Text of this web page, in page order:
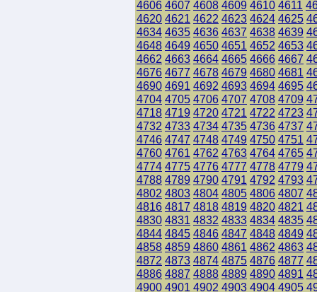
4606 4607 4608 4609 4610 4611
4620 4621 4622 4623 4624 4625
4634 4635 4636 4637 4638 4639
4648 4649 4650 4651 4652 4653
4662 4663 4664 4665 4666 4667
4676 4677 4678 4679 4680 4681
4690 4691 4692 4693 4694 4695
4704 4705 4706 4707 4708 4709
4718 4719 4720 4721 4722 4723
4732 4733 4734 4735 4736 4737
4746 4747 4748 4749 4750 4751
4760 4761 4762 4763 4764 4765
4774 4775 4776 4777 4778 4779
4788 4789 4790 4791 4792 4793
4802 4803 4804 4805 4806 4807
4816 4817 4818 4819 4820 4821
4830 4831 4832 4833 4834 4835
4844 4845 4846 4847 4848 4849
4858 4859 4860 4861 4862 4863
4872 4873 4874 4875 4876 4877
4886 4887 4888 4889 4890 4891
4900 4901 4902 4903 4904 4905